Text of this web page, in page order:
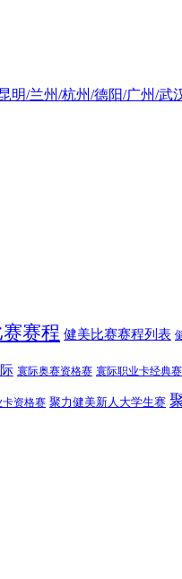
/兰州/杭州/德阳/广州/武
赛程 健美比赛赛程列表
寰际奥赛资格赛 寰际职业卡经典赛
卡资格赛 聚力健美新人大学生赛